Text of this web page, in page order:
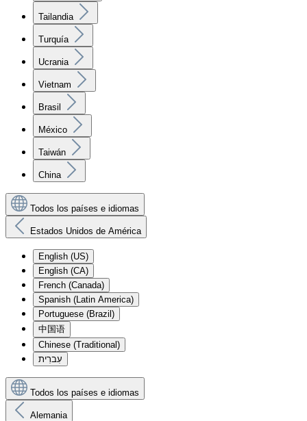
Tailandia
Turquía
Ucrania
Vietnam
Brasil
México
Taiwán
China
Todos los países e idiomas
Estados Unidos de América
English (US)
English (CA)
French (Canada)
Spanish (Latin America)
Portuguese (Brazil)
中国语
Chinese (Traditional)
עִברִית
Todos los países e idiomas
Alemania